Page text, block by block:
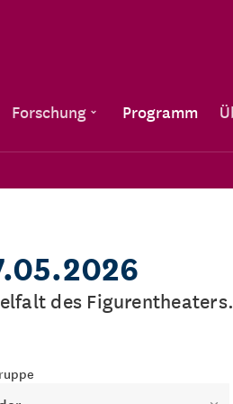
Forschung Programm
des